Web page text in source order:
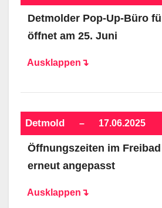
Detmolder Pop-Up-Büro
öffnet am 25. Juni
Ausklappen↴
Detmold – 17.06.2025
Öffnungszeiten im
erneut angepasst
Ausklappen↴